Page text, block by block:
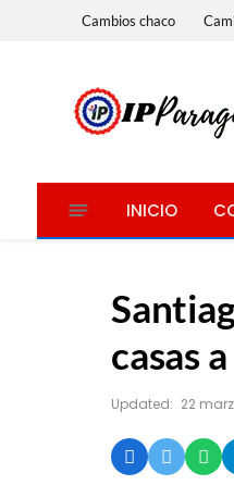
Cambios chaco
INICIO
casas
Updated: 22